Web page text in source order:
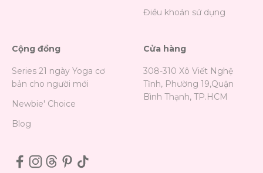
Điều khoản sử dụng
Cộng đồng
Series 21 ngày Yoga cơ
bản cho người mới
Newbie' Choice
Blog
Cửa hàng
308-310 Xô Viết Nghệ
Tĩnh, Phường 19,Quận
Bình Thạnh, TP.HCM